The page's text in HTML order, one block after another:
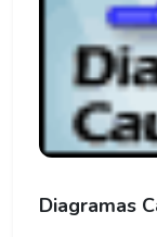
Diagramas